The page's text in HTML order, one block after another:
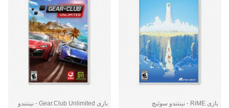
بازی RiME - نینتندو سوئیچ
بازی Gear.Club Unlimited - نینتندو